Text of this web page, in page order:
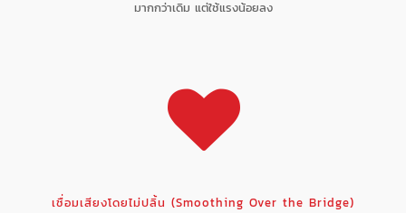
มากกว่าเดิม แต่ใช้แรงน้อยลง
เชื่อมเสียงโดยไม่ปลิ้น (Smoothing Over the Bridge)